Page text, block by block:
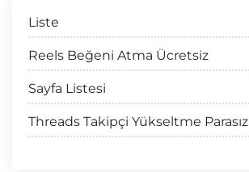
Liste
Reels Beğeni Atma Ücretsiz
Sayfa Listesi
Threads Takipçi Yükseltme Parasız